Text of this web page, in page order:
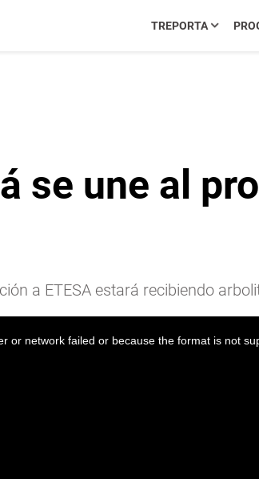
TREPORTA
se une al
a ETESA estará recibiendo
or network failed or because the format is not